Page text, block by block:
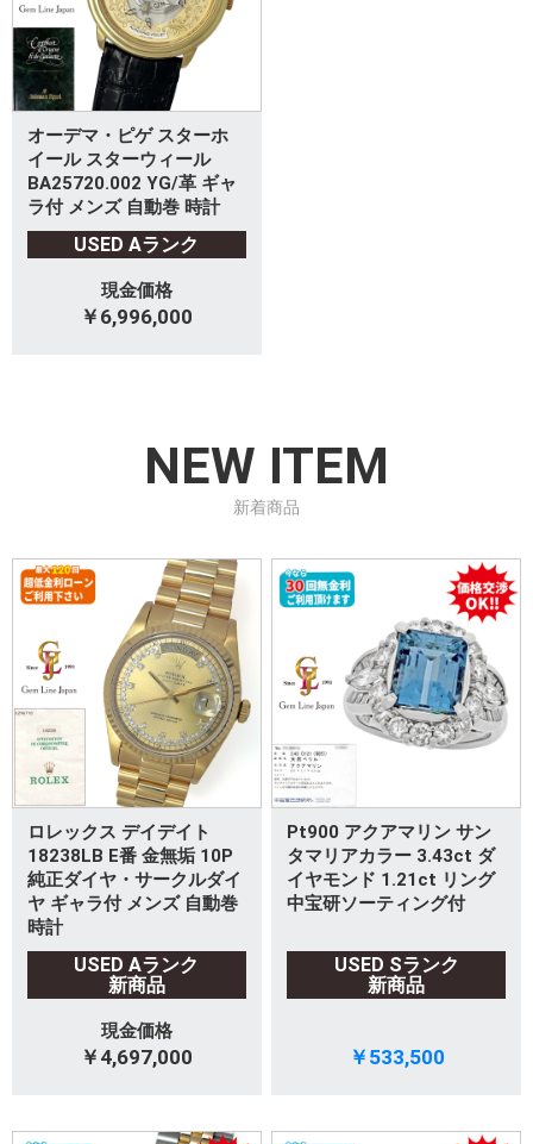
オーデマ・ピゲ スターホ
イール スターウィール
BA25720.002 YG/革 ギャ
ラ付 メンズ 自動巻 時計
USED Aランク
現金価格
￥6,996,000
NEW ITEM
新着商品
ロレックス デイデイト
18238LB E番 金無垢 10P
純正ダイヤ・サークルダイ
ヤ ギャラ付 メンズ 自動巻
時計
USED Aランク
新商品
現金価格
￥4,697,000
Pt900 アクアマリン サン
タマリアカラー 3.43ct ダ
イヤモンド 1.21ct リング
中宝研ソーティング付
USED Sランク
新商品
￥533,500